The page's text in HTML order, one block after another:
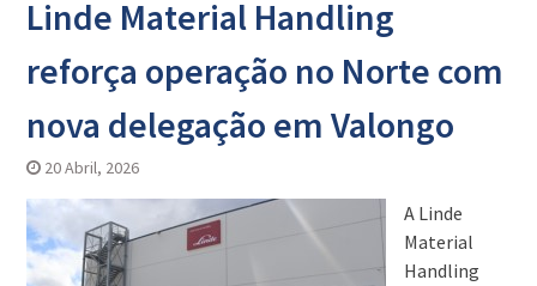
Linde Material Handling
reforça operação no Norte com
nova delegação em Valongo
20 Abril, 2026
A Linde
Material
Handling